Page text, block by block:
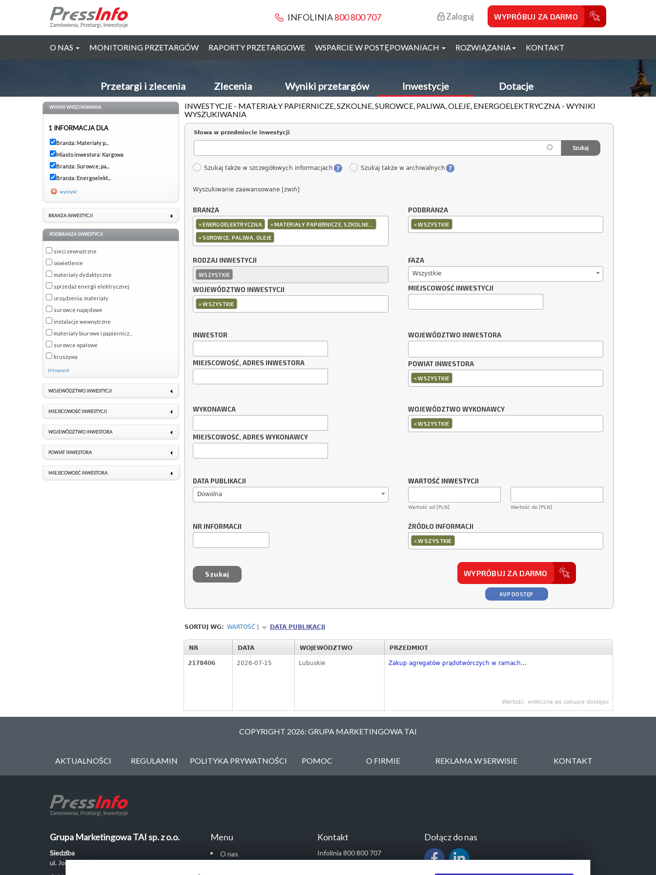
INFOLINIA800 800 707 Zaloguj WYPRÓBUJ ZA DARMO
O NAS MONITORING PRZETARGÓW RAPORTY PRZETARGOWE WSPARCIE W POSTĘPOWANIACH ROZWIĄZANIA KONTAKT
Przetargi i zlecenia Zlecenia Wyniki przetargów Inwestycje Dotacje
INWESTYCJE - MATERIAŁY PAPIERNICZE, SZKOLNE, SUROWCE, PALIWA, OLEJE, ENERGOELEKTRYCZNA - WYNIKI
WYSZUKIWANIA
Słowa w przedmiocie inwestycji
Szukaj także w szczegółowych informacjach Szukaj także w archiwalnych
Wyszukiwanie zaawansowane [zwiń]
BRANŻA
×ENERGOELEKTRYCZNA ×MATERIAŁY PAPIERNICZE, SZKOLNE...
×SUROWCE, PALIWA, OLEJE
PODBRANŻA
×WSZYSTKIE
RODZAJ INWESTYCJI
WSZYSTKIE
WOJEWÓDZTWO INWESTYCJI
×WSZYSTKIE
FAZA
Wszystkie
MIEJSCOWOŚĆ INWESTYCJI
INWESTOR
MIEJSCOWOŚĆ, ADRES INWESTORA
WOJEWÓDZTWO INWESTORA
POWIAT INWESTORA
×WSZYSTKIE
WYKONAWCA
MIEJSCOWOŚĆ, ADRES WYKONAWCY
WOJEWÓDZTWO WYKONAWCY
×WSZYSTKIE
DATA PUBLIKACJI
Dowolna
WARTOŚĆ INWESTYCJI
Wartość od [PLN] Wartość do [PLN]
NR INFORMACJI ŹRÓDŁO INFORMACJI
×WSZYSTKIE
WYPRÓBUJ ZA DARMO
KUP DOSTĘP
SORTUJ WG: WARTOŚĆ DATA PUBLIKACJI
NR DATA WOJEWÓDZTWO PRZEDMIOT
2178406 2026-07-15 Lubuskie Zakup agregatów prądotwórczych w ramach...
Wartość: widoczna po zakupie dostępu
WYNIKI WYSZUKIWANIA
1 INFORMACJA DLA
Branża: Materiały p...
Miasto inwestora: Kargowa
Branża: Surowce, pa...
Branża: Energoelekt...
wyczyść
BRANŻA INWESTYCJI
PODBRANŻA INWESTYCJI
sieci zewnętrzne
oświetlenie
materiały dydaktyczne
sprzedaż energii elektrycznej
urządzenia, materiały
surowce napędowe
instalacje wewnętrzne
materiały biurowe i papiernicz...
surowce opałowe
kruszywa
(+)rozwiń
WOJEWÓDZTWO INWESTYCJI
MIEJSCOWOŚĆ INWESTYCJI
WOJEWÓDZTWO INWESTORA
POWIAT INWESTORA
MIEJSCOWOŚĆ INWESTORA
COPYRIGHT 2026: GRUPA MARKETINGOWA TAI
AKTUALNOŚCI REGULAMIN POLITYKA PRYWATNOŚCI POMOC O FIRMIE REKLAMA W SERWISIE KONTAKT
Grupa Marketingowa TAI sp. z o.o.
Siedziba
ul. Jordanowska 12, 04-204 Warszawa
Menu
O nas
Kontakt
Infolinia 800 800 707
kontakt@pressinfo.pl
Dołącz do nas